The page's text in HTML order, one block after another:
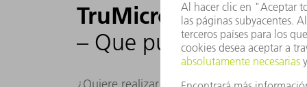
TruMicro Mark en la
– Que puede esperar